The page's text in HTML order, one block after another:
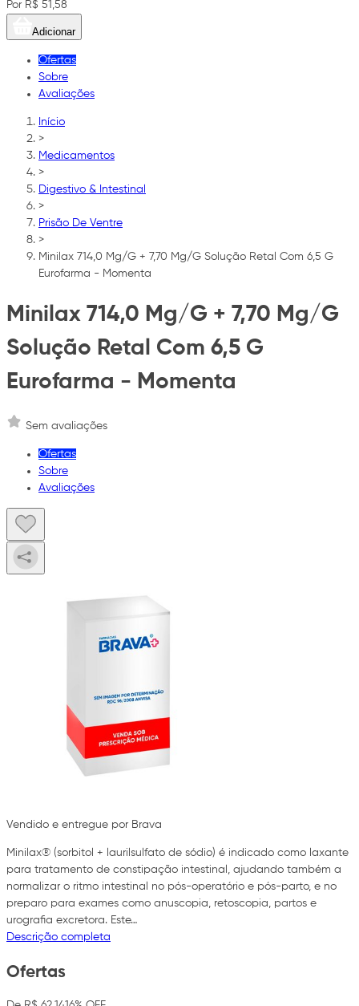
Por R$ 51,58
Adicionar
Ofertas
Sobre
Avaliações
Início
>
Medicamentos
>
Digestivo & Intestinal
>
Prisão De Ventre
>
Minilax 714,0 Mg/G + 7,70 Mg/G Solução Retal Com 6,5 G
Eurofarma - Momenta
Minilax 714,0 Mg/G + 7,70 Mg/G
Solução Retal Com 6,5 G
Eurofarma - Momenta
Sem avaliações
Ofertas
Sobre
Avaliações
Vendido e entregue por Brava
Minilax® (sorbitol + laurilsulfato de sódio) é indicado como laxante
para tratamento de constipação intestinal, ajudando também a
normalizar o ritmo intestinal no pós-operatório e pós-parto, e no
preparo para exames como anuscopia, retoscopia, partos e
urografia excretora. Este…
Descrição completa
Ofertas